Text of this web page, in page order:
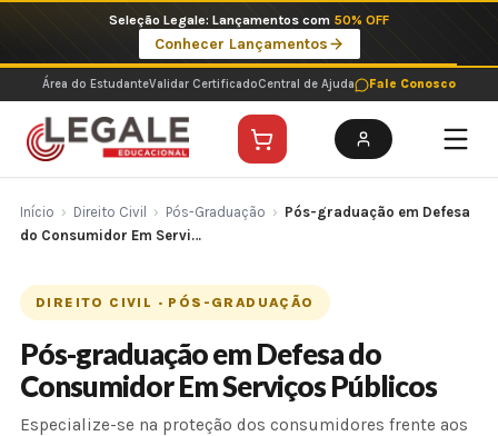
o
conteúdo
Imperdíveis no Pix: Pós Selecionadas a 199 reais no pix em parcela única
Ver ofertas
Área do EstudanteValidar CertificadoCentral de Ajuda Fale Conosco
Início › Direito Civil › Pós-Graduação › Pós-graduação em Defesa
do Consumidor Em Servi…
DIREITO CIVIL · PÓS-GRADUAÇÃO
Pós-graduação em Defesa do
Consumidor Em Serviços Públicos
Especialize-se na proteção dos consumidores frente aos